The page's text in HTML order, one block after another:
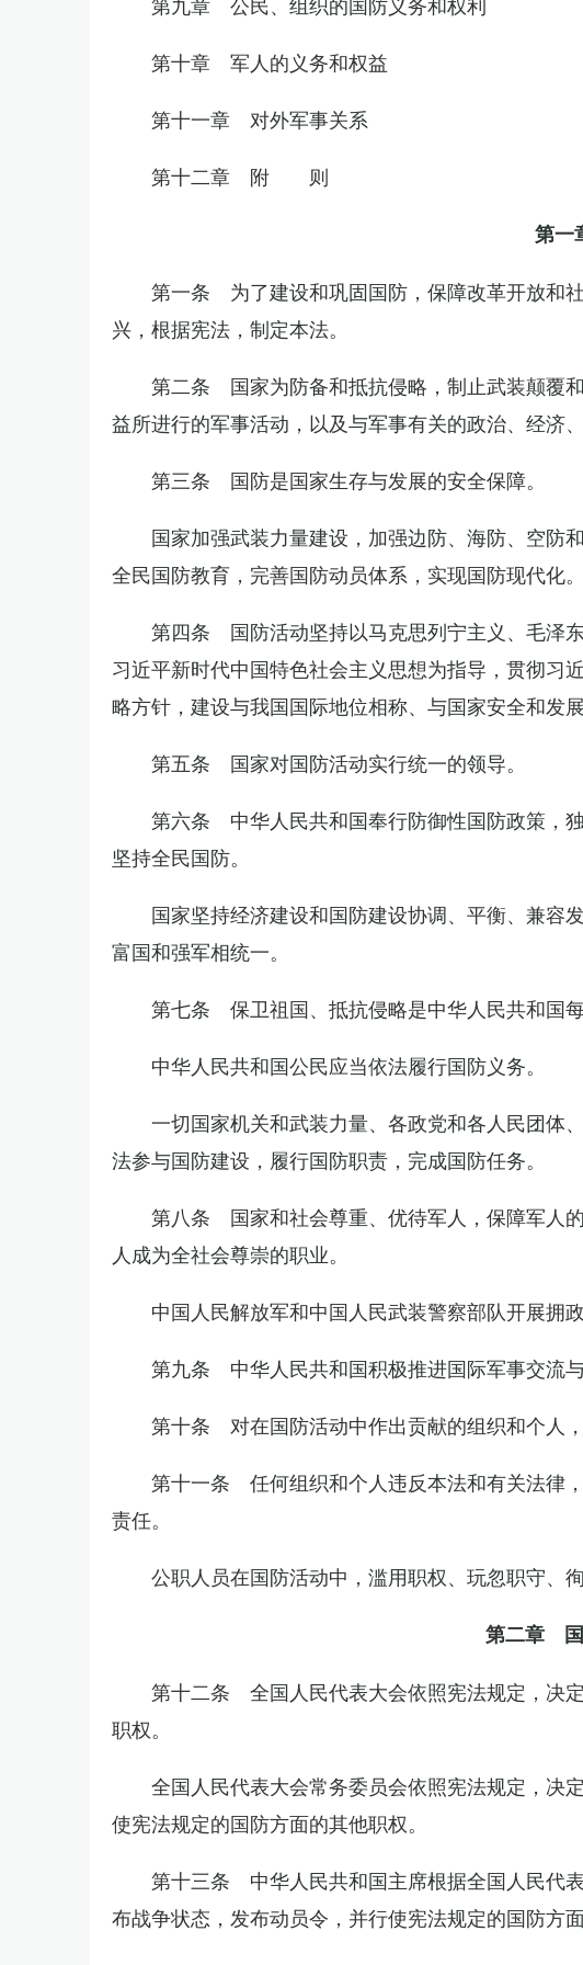
第十章 军人的义务和权益
第十一章 对外军事关系
第十二章 附 则
第
第一条 为了建设和巩固国防，保障改革开放和
兴，根据宪法，制定本法。
第二条 国家为防备和抵抗侵略，制止武装颠覆
益所进行的军事活动，以及与军事有关的政治、经济
第三条 国防是国家生存与发展的安全保障。
国家加强武装力量建设，加强边防、海防、空防
全民国防教育，完善国防动员体系，实现国防现代化。
第四条 国防活动坚持以马克思列宁主义、毛泽东
习近平新时代中国特色社会主义思想为指导，贯彻习
略方针，建设与我国国际地位相称、与国家安全和发
第五条 国家对国防活动实行统一的领导。
第六条 中华人民共和国奉行防御性国防政策，
坚持全民国防。
国家坚持经济建设和国防建设协调、平衡、兼容
富国和强军相统一。
第七条 保卫祖国、抵抗侵略是中华人民共和国每
中华人民共和国公民应当依法履行国防义务。
一切国家机关和武装力量、各政党和各人民团体
法参与国防建设，履行国防职责，完成国防任务。
第八条 国家和社会尊重、优待军人，保障军人
人成为全社会尊崇的职业。
中国人民解放军和中国人民武装警察部队开展拥
第九条 中华人民共和国积极推进国际军事交流
第十条 对在国防活动中作出贡献的组织和个人
第十一条 任何组织和个人违反本法和有关法律
责任。
公职人员在国防活动中，滥用职权、玩忽职守、
第二章 国
第十二条 全国人民代表大会依照宪法规定，决
职权。
全国人民代表大会常务委员会依照宪法规定，决
使宪法规定的国防方面的其他职权。
第十三条 中华人民共和国主席根据全国人民代
布战争状态，发布动员令，并行使宪法规定的国防方面